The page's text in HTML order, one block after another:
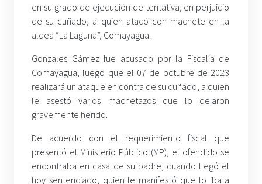
en su grado de ejecución de tentativa, en perjuicio
de su cuñado, a quien atacó con machete en la
aldea “La Laguna”, Comayagua.
Gonzales Gámez fue acusado por la Fiscalía de
Comayagua, luego que el 07 de octubre de 2023
realizará un ataque en contra de su cuñado, a quien
le asestó varios machetazos que lo dejaron
gravemente herido.
De acuerdo con el requerimiento fiscal que
presentó el Ministerio Público (MP), el ofendido se
encontraba en casa de su padre, cuando llegó el
hoy sentenciado, quien le manifestó que lo iba a